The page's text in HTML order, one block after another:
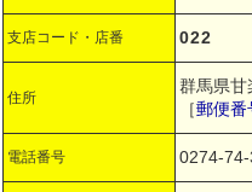
支店コード・店番 022
住所
群馬県甘
［郵便番
電話番号 0274-